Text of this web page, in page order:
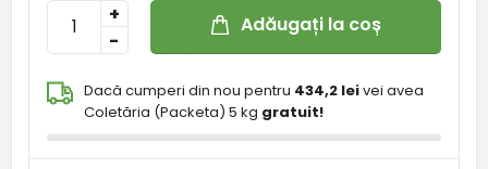
-
+ Adăugați la coș
Dacă cumperi din nou pentru 434,2 leivei avea
Coletăria (Packeta) 5 kg gratuit!